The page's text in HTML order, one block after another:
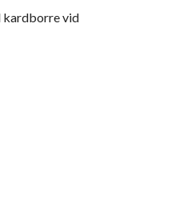
kardborre vid